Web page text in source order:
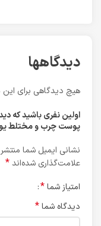
دیدگاهها
هیچ دیدگاهی برای
اولین نفری باشید که
پوست چرب و مختلط
نشانی ایمیل شما
علامت‌گذاری شده‌اند*
امتیاز شما*
دیدگاه شما*